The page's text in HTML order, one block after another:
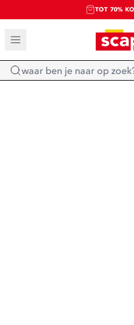
TOT 70%
SALE:
Home